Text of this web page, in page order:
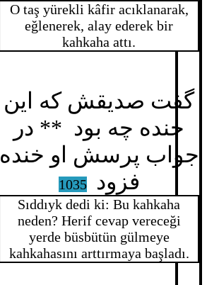
O taş yürekli kâfir acıklanarak,
eğlenerek, alay ederek bir
kahkaha attı.
گفت صدیقش که این
خنده چه بود ** در
جواب پرسش او خنده
فزود
1035
Sıddıyk dedi ki: Bu kahkaha
neden? Herif cevap vereceği
yerde büsbütün gülmeye
kahkahasını arttırmaya başladı.